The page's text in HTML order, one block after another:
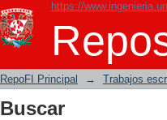
https://
Buscar
RepoFI Principal → Trabajos
Buscar